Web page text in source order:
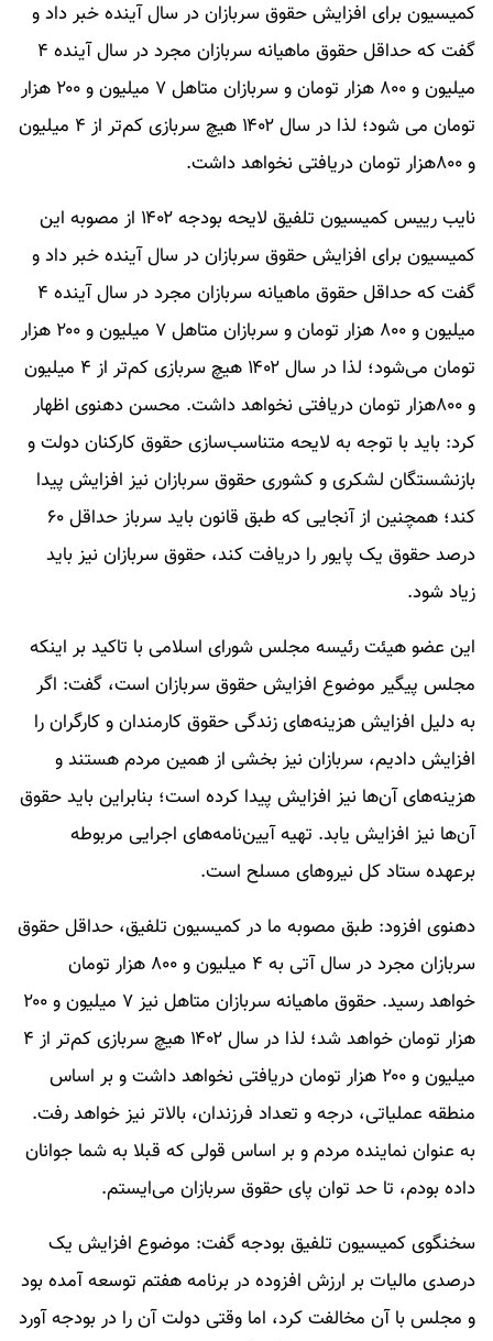
کمیسیون برای افزایش حقوق سربازان در سال آینده خبر داد و
گفت که حداقل حقوق ماهیانه سربازان مجرد در سال آینده ۴
میلیون و ۸۰۰ هزار تومان و سربازان متاهل ۷ میلیون و ۲۰۰ هزار
تومان می شود؛ لذا در سال ۱۴۰۲ هیچ سربازی کم‌تر از ۴ میلیون
و ۸۰۰هزار تومان دریافتی نخواهد داشت.
نایب رییس کمیسیون تلفیق لایحه بودجه ۱۴۰۲ از مصوبه این
کمیسیون برای افزایش حقوق سربازان در سال آینده خبر داد و
گفت که حداقل حقوق ماهیانه سربازان مجرد در سال آینده ۴
میلیون و ۸۰۰ هزار تومان و سربازان متاهل ۷ میلیون و ۲۰۰ هزار
تومان می‌شود؛ لذا در سال ۱۴۰۲ هیچ سربازی کم‌تر از ۴ میلیون
و ۸۰۰هزار تومان دریافتی نخواهد داشت. محسن دهنوی اظهار
کرد: باید با توجه به لایحه متناسب‌سازی حقوق کارکنان دولت و
بازنشستگان لشکری و کشوری حقوق سربازان نیز افزایش پیدا
کند؛ همچنین از آنجایی که طبق قانون باید سرباز حداقل ۶۰
درصد حقوق یک پایور را دریافت کند، حقوق سربازان نیز باید
زیاد شود.
این عضو هیئت رئیسه مجلس شورای اسلامی با تاکید بر اینکه
مجلس پیگیر موضوع افزایش حقوق سربازان است، گفت: اگر
به دلیل افزایش هزینه‌های زندگی حقوق کارمندان و کارگران را
افزایش دادیم، سربازان نیز بخشی از همین مردم هستند و
هزینه‌های آن‌ها نیز افزایش پیدا کرده است؛ بنابراین باید حقوق
آن‌ها نیز افزایش یابد. تهیه آیین‌نامه‌های اجرایی مربوطه
برعهده ستاد کل نیرو‌های مسلح است.
دهنوی افزود: طبق مصوبه ما در کمیسیون تلفیق، حداقل حقوق
سربازان مجرد در سال آتی به ۴ میلیون و ۸۰۰ هزار تومان
خواهد رسید. حقوق ماهیانه سربازان متاهل نیز ۷ میلیون و ۲۰۰
هزار تومان خواهد شد؛ لذا در سال ۱۴۰۲ هیچ سربازی کم‌تر از ۴
میلیون و ۲۰۰ هزار تومان دریافتی نخواهد داشت و بر اساس
منطقه عملیاتی، درجه و تعداد فرزندان، بالاتر نیز خواهد رفت.
به عنوان نماینده مردم و بر اساس قولی که قبلا به شما جوانان
داده بودم، تا حد توان پای حقوق سربازان می‌ایستم.
سخنگوی کمیسیون تلفیق بودجه گفت: موضوع افزایش یک
درصدی مالیات بر ارزش افزوده در برنامه هفتم توسعه آمده بود
و مجلس با آن مخالفت کرد، اما وقتی دولت آن را در بودجه آورد